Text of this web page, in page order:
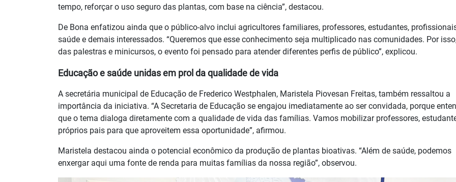
tempo, reforçar o uso seguro das plantas, com base na ciência”, destacou.
De Bona enfatizou ainda que o público-alvo inclui agricultores familiares, professores, estudantes,
saúde e demais interessados. “Queremos que esse conhecimento seja multiplicado nas comunidades. Por
das palestras e minicursos, o evento foi pensado para atender diferentes perfis de público”, explicou.
Educação e saúde unidas em prol da qualidade de vida
A secretária municipal de Educação de Frederico Westphalen, Maristela Piovesan Freitas, também ressaltou a
importância da iniciativa. “A Secretaria de Educação se engajou imediatamente ao ser convidada, porque
que o tema dialoga diretamente com a qualidade de vida das famílias. Vamos mobilizar professores,
próprios pais para que aproveitem essa oportunidade”, afirmou.
Maristela destacou ainda o potencial econômico da produção de plantas bioativas. “Além de saúde, podemos
enxergar aqui uma fonte de renda para muitas famílias da nossa região”, observou.